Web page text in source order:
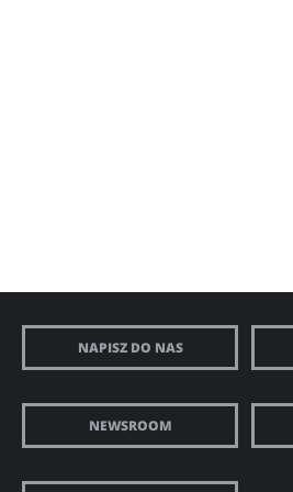
NAPISZ DO NAS
NEWSROOM